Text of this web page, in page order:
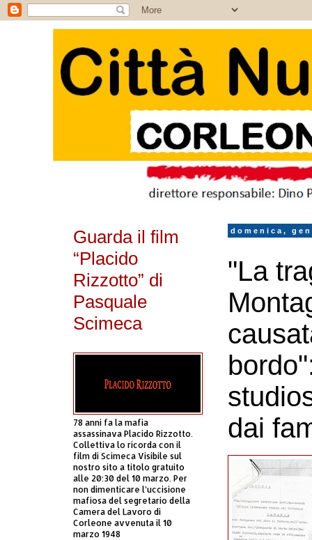
domenica,
"La
dai
Guarda il film
“Placido
Rizzotto” di
Pasquale
Scimeca
78 anni fa la mafia
assassinava Placido Rizzotto.
Collettiva lo ricorda con il
film di Scimeca Visibile sul
nostro sito a titolo gratuito
alle 20:30 del 10 marzo. Per
non dimenticare l’uccisione
mafiosa del segretario della
Camera del Lavoro di
Corleone avvenuta il 10
marzo 1948